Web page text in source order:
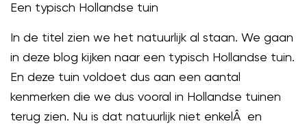
Een typisch Hollandse tuin
In de titel zien we het natuurlijk al staan. We gaan
in deze blog kijken naar een typisch Hollandse tuin.
En deze tuin voldoet dus aan een aantal
kenmerken die we dus vooral in Hollandse tuinen
terug zien. Nu is dat natuurlijk niet enkelÂ en